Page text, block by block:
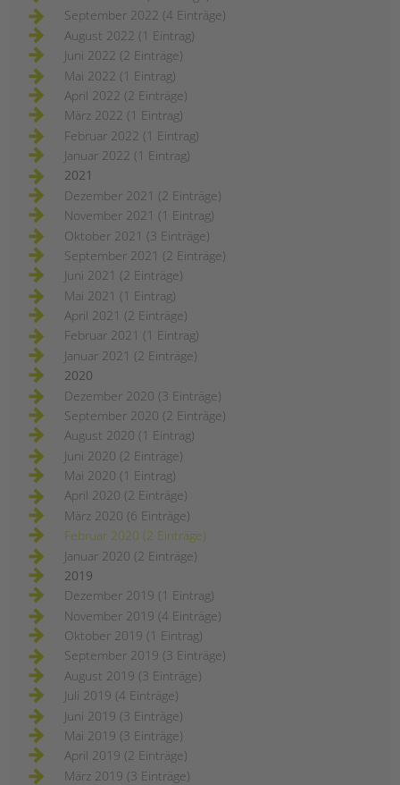
September 2022 (4 Einträge)
August 2022 (1 Eintrag)
Juni 2022 (2 Einträge)
Mai 2022 (1 Eintrag)
April 2022 (2 Einträge)
März 2022 (1 Eintrag)
Februar 2022 (1 Eintrag)
Januar 2022 (1 Eintrag)
2021
Dezember 2021 (2 Einträge)
November 2021 (1 Eintrag)
Oktober 2021 (3 Einträge)
September 2021 (2 Einträge)
Juni 2021 (2 Einträge)
Mai 2021 (1 Eintrag)
April 2021 (2 Einträge)
Februar 2021 (1 Eintrag)
Januar 2021 (2 Einträge)
2020
Dezember 2020 (3 Einträge)
September 2020 (2 Einträge)
August 2020 (1 Eintrag)
Juni 2020 (2 Einträge)
Mai 2020 (1 Eintrag)
April 2020 (2 Einträge)
März 2020 (6 Einträge)
Februar 2020 (2 Einträge)
Januar 2020 (2 Einträge)
2019
Dezember 2019 (1 Eintrag)
November 2019 (4 Einträge)
Oktober 2019 (1 Eintrag)
September 2019 (3 Einträge)
August 2019 (3 Einträge)
Juli 2019 (4 Einträge)
Juni 2019 (3 Einträge)
Mai 2019 (3 Einträge)
April 2019 (2 Einträge)
März 2019 (3 Einträge)